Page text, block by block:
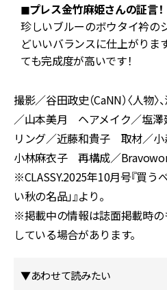
◼︎プレス金竹麻姫さんの証言！
珍しいブルーのボウタイ衿の
どいいバランスに仕上がりま
ても完成度が高いです！
撮影／谷田政史（CaNN）〈人物
／山本美月 ヘアメイク／塩澤
リング／近藤和貴子 取材／小
小林麻衣子 再構成／
※CLASSY.2025年10月号『買う
い秋の名品」』より。
※掲載中の情報は誌面掲載時の
している場合があります。
▼あわせて読みたい